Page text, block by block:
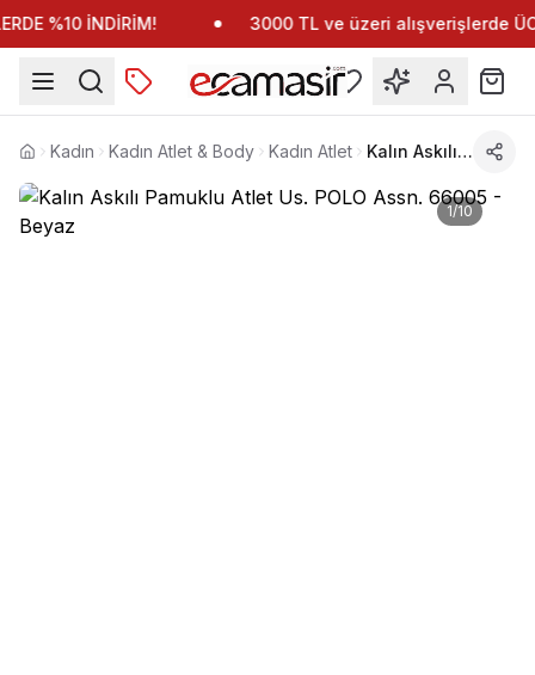
%10 İNDİRİM! 3000 TL ve üzeri alışverişlerde
Anasayfa
Kadın Kadın Atlet & Body Kadın Atlet Kalın Askılı Pamuklu Atlet Us. POLO Assn. 66005
1/10